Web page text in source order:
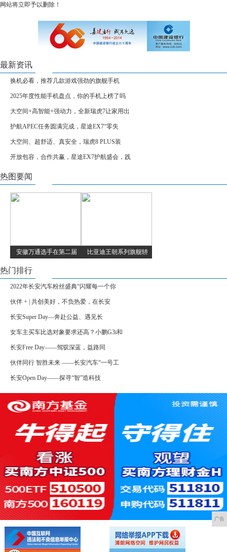
网站将立即予以删除！
最新资讯
换机必看，推荐几款游戏强劲的旗舰手机
2025年度性能手机盘点，你的手机上榜了吗
大空间+高智能+强动力，全新瑞虎7让家用出
护航APEC任务圆满完成，星途EX7“零失
大空间、超舒适、真安全，瑞虎8 PLUS装
开放包容，合作共赢，星途EX7护航盛会，践
热图要闻
安徽万通选手在第二届 比亚迪王朝系列旗舰轿
热门排行
2022年长安汽车粉丝盛典“闪耀每一个你
伙伴 + | 共创美好，不负热爱，在长安
长安Super Day—奔赴公益、遇见长
女车主买车比选对象要求还高？小鹏G3i和
长安Free Day——驾驭深蓝，益路同
伙伴同行 智胜未来 ——长安汽车“一号工
长安Open Day——探寻“智”造科技
广告